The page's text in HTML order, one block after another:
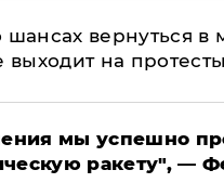
шансах вернуться
на протесты
мы успешно
ракету", —